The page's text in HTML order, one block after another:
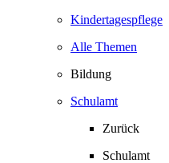
Kindertagespflege
Alle Themen
Bildung
Schulamt
Zurück
Schulamt